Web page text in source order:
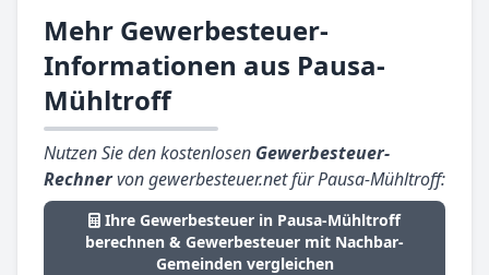
Mehr Gewerbesteuer-
Informationen aus Pausa-
Mühltroff
Nutzen Sie den kostenlosen Gewerbesteuer-
Rechnervon gewerbesteuer.net für Pausa-Mühltroff:
Ihre Gewerbesteuer in Pausa-Mühltroff
berechnen & Gewerbesteuer mit Nachbar-
Gemeinden vergleichen